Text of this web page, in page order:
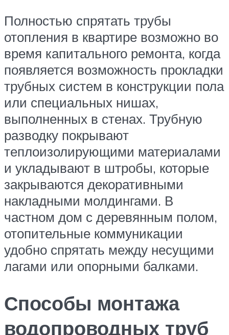
Полностью спрятать трубы
отопления в квартире возможно во
время капитального ремонта, когда
появляется возможность прокладки
трубных систем в конструкции пола
или специальных нишах,
выполненных в стенах. Трубную
разводку покрывают
теплоизолирующими материалами
и укладывают в штробы, которые
закрываются декоративными
накладными молдингами. В
частном дом с деревянным полом,
отопительные коммуникации
удобно спрятать между несущими
лагами или опорными балками.
Способы монтажа
водопроводных труб